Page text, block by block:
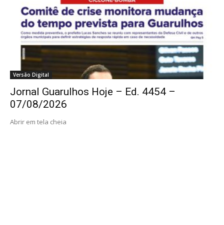
Versão Digital
Jornal Guarulhos Hoje – Ed. 4454 –
07/08/2026
Abrir em tela cheia